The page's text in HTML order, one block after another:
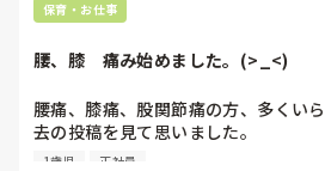
保育・お仕事
腰、膝　痛み始めました。(>_<)
腰痛、膝痛、股関節痛の方、多くい
去の投稿を見て思いました。
1歳児 正社員